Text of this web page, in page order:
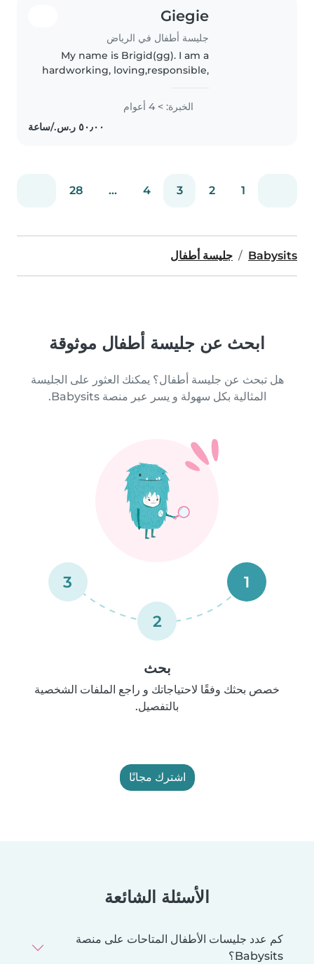
Giegie
جليسة أطفال في الرياض
My name is Brigid(gg). I am a
hardworking, loving,responsible,
learning new skills and working
with evryone. I adapt quickly to
new environments, and I..
الخبرة: > 4 أعوام
1
2
3
4
...
28
Babysits جليسة أطفال
ابحث عن جليسة أطفال موثوقة
هل تبحث عن جليسة أطفال؟ يمكنك العثور على الجليسة
المثالية بكل سهولة و يسر عبر منصة Babysits.
1
2
3
بحث
خصص بحثك وفقًا لاحتياجاتك و راجع الملفات الشخصية
بالتفصيل.
اشترك مجانًا
الأسئلة الشائعة
كم عدد جليسات الأطفال المتاحات على منصة
Babysits؟